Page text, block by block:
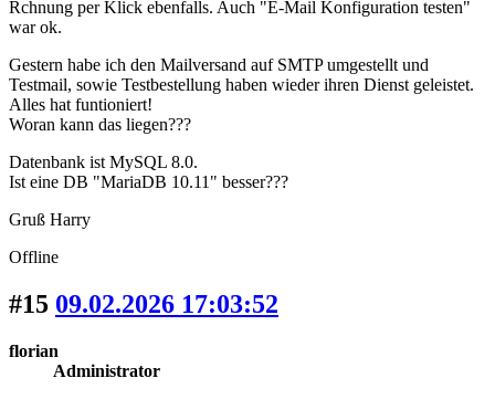
Rchnung per Klick ebenfalls. Auch "E-Mail Konfiguration testen"
war ok.
Gestern habe ich den Mailversand auf SMTP umgestellt und
Testmail, sowie Testbestellung haben wieder ihren Dienst geleistet.
Alles hat funtioniert!
Woran kann das liegen???
Datenbank ist MySQL 8.0.
Ist eine DB "MariaDB 10.11" besser???
Gruß Harry
Offline
#15 09.02.2026 17:03:52
florian
Administrator